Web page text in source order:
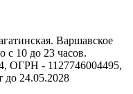
Варшавское
с 10 до 23 часов.
- 1127746004495,
до 24.05.2028